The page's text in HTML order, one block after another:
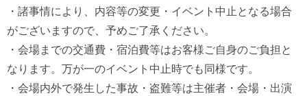
・諸事情により、内容等の変更・イベント中止となる場合
がございますので、予めご了承ください。
・会場までの交通費・宿泊費等はお客様ご自身のご負担と
なります。万が一のイベント中止時でも同様です。
・会場内外で発生した事故・盗難等は主催者・会場・出演